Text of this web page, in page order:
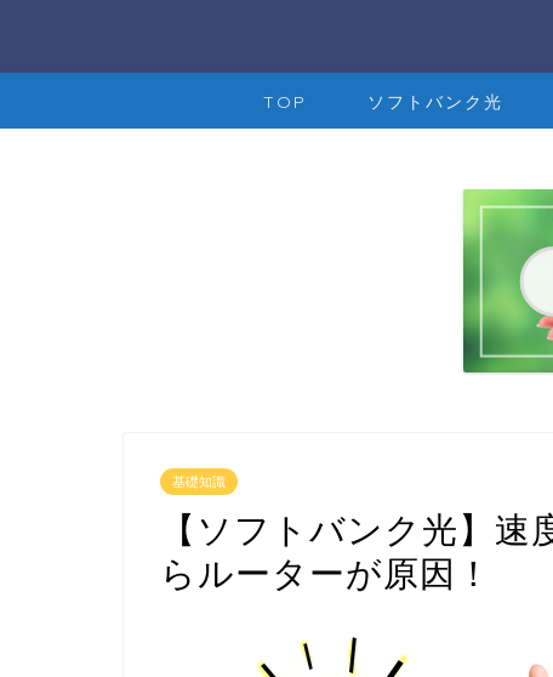
TOP ソフトバンク光
基礎知識
【ソフトバンク光】
らルーターが原因！